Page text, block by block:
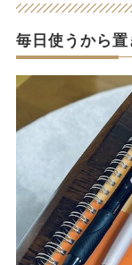
毎日使うから置